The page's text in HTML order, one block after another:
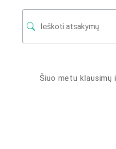
Šiuo metu klausimų